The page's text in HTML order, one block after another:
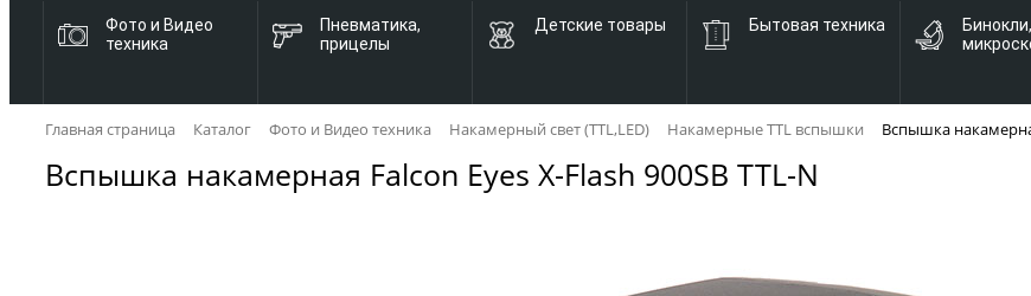
Фото и Видео
техника
Пневматика,
прицелы
Детские товары Бытовая техника
Главная страница Каталог Фото и Видео техника Накамерный свет (TTL,LED) Накамерные TTL вспышки Вспышка
Вспышка накамерная Falcon Eyes X-Flash 900SB TTL-N